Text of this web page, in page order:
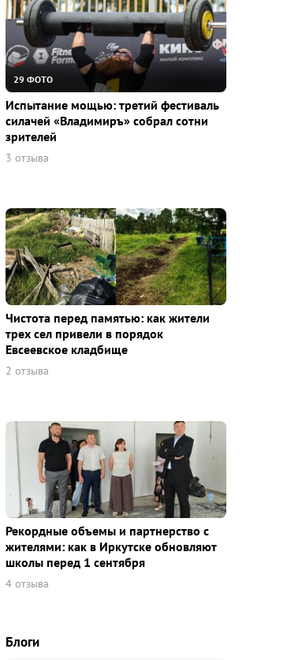
29 ФОТО
Испытание мощью: третий фестиваль
силачей «Владимиръ» собрал сотни
зрителей
3 отзыва
Чистота перед памятью: как жители
трех сел привели в порядок
Евсеевское кладбище
2 отзыва
Рекордные объемы и партнерство с
жителями: как в Иркутске обновляют
школы перед 1 сентября
4 отзыва
Блоги